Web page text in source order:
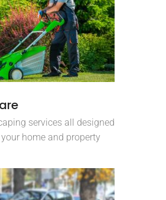
services all designed
home and property